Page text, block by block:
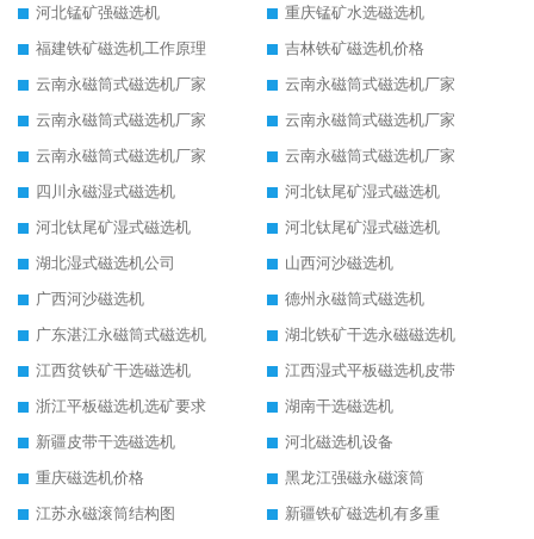
河北锰矿强磁选机
重庆锰矿水选磁选机
福建铁矿磁选机工作原理
吉林铁矿磁选机价格
云南永磁筒式磁选机厂家
云南永磁筒式磁选机厂家
云南永磁筒式磁选机厂家
云南永磁筒式磁选机厂家
云南永磁筒式磁选机厂家
云南永磁筒式磁选机厂家
四川永磁湿式磁选机
河北钛尾矿湿式磁选机
河北钛尾矿湿式磁选机
河北钛尾矿湿式磁选机
湖北湿式磁选机公司
山西河沙磁选机
广西河沙磁选机
德州永磁筒式磁选机
广东湛江永磁筒式磁选机
湖北铁矿干选永磁磁选机
江西贫铁矿干选磁选机
江西湿式平板磁选机皮带
浙江平板磁选机选矿要求
湖南干选磁选机
新疆皮带干选磁选机
河北磁选机设备
重庆磁选机价格
黑龙江强磁永磁滚筒
江苏永磁滚筒结构图
新疆铁矿磁选机有多重